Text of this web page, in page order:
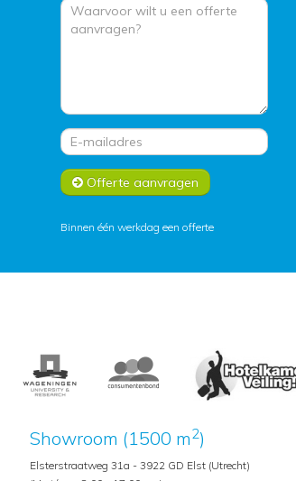
Offerte aanvragen
Binnen één werkdag een offerte
Showroom (1500 m2)
Elsterstraatweg 31a - 3922 GD Elst (Utrecht)